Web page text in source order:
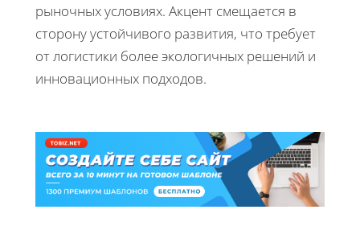
рыночных условиях. Акцент смещается в
сторону устойчивого развития, что требует
от логистики более экологичных решений и
инновационных подходов.